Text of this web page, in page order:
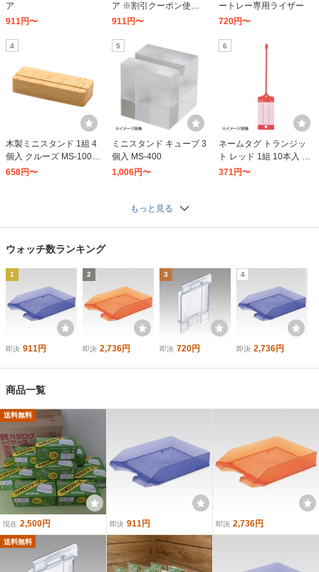
ア
911円〜
ア ※割引クーポン使用不
可
911円〜
ートレー専用ライザー
720円〜
4
木製ミニスタンド 1組 4
個入 クルーズ MS-100
(68-9205-91)
658円〜
5
ミニスタンド キューブ 3
個入 MS-400
1,006円〜
6
ネームタグ トランジッ
ト レッド 1組 10本入 ク
ルーズ TG-5RE (68-920
371円〜
もっと見る
ウォッチ数ランキング
1
即決 911円
2
即決 2,736円
3
即決 720円
4
即決 2,736円
商品一覧
送料無料
現在 2,500円 即決 911円 即決 2,736円
送料無料